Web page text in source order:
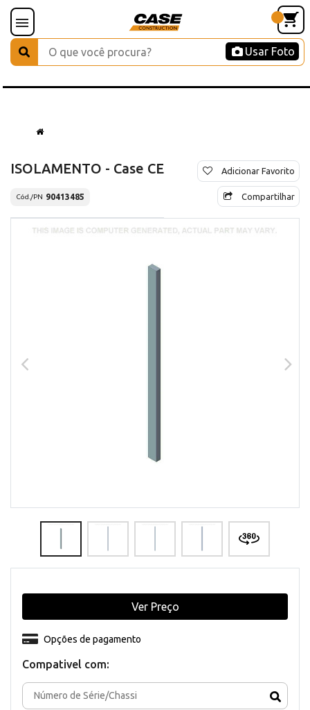
Usar Foto
ISOLAMENTO - Case CE
Cód./PN 90413485
Adicionar Favorito
Compartilhar
Compativel com:
Opções de pagamento
Ver Preço